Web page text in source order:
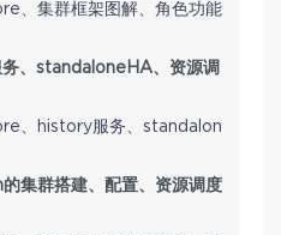
、集群框架图解、角色功能
、standaloneHA、资源调
、history服务、standalon
集群搭建、配置、资源调度